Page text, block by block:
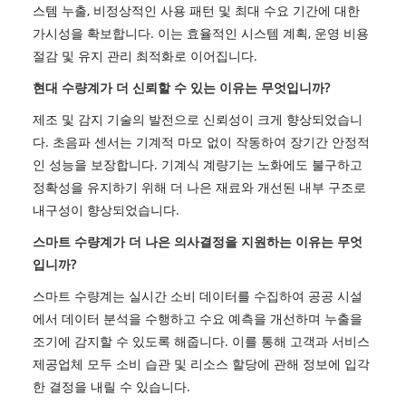
스템 누출, 비정상적인 사용 패턴 및 최대 수요 기간에 대한
가시성을 확보합니다. 이는 효율적인 시스템 계획, 운영 비용
절감 및 유지 관리 최적화로 이어집니다.
현대 수량계가 더 신뢰할 수 있는 이유는 무엇입니까?
제조 및 감지 기술의 발전으로 신뢰성이 크게 향상되었습니
다. 초음파 센서는 기계적 마모 없이 작동하여 장기간 안정적
인 성능을 보장합니다. 기계식 계량기는 노화에도 불구하고
정확성을 유지하기 위해 더 나은 재료와 개선된 내부 구조로
내구성이 향상되었습니다.
스마트 수량계가 더 나은 의사결정을 지원하는 이유는 무엇
입니까?
스마트 수량계는 실시간 소비 데이터를 수집하여 공공 시설
에서 데이터 분석을 수행하고 수요 예측을 개선하며 누출을
조기에 감지할 수 있도록 해줍니다. 이를 통해 고객과 서비스
제공업체 모두 소비 습관 및 리소스 할당에 관해 정보에 입각
한 결정을 내릴 수 있습니다.